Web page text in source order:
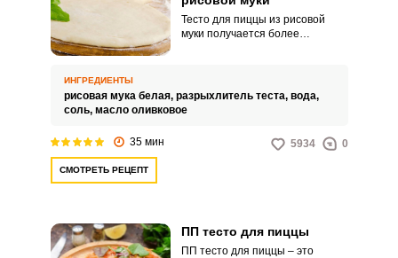
Тесто для пиццы из рисовой
муки получается более
своей фигурой и здоровьем.
ИНГРЕДИЕНТЫ
рисовая мука белая, разрыхлитель теста, вода,
соль, масло оливковое
35 мин 5934 0
СМОТРЕТЬ РЕЦЕПТ
ПП тесто для пиццы
ПП тесто для пиццы – это